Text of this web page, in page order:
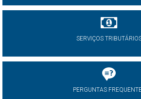
SERVIÇOS
PERGUNTAS